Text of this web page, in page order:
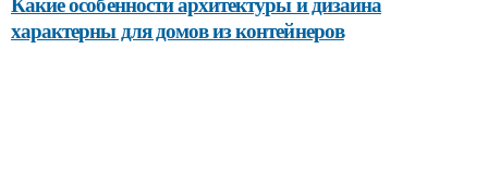
характерны для домов из контейнеров